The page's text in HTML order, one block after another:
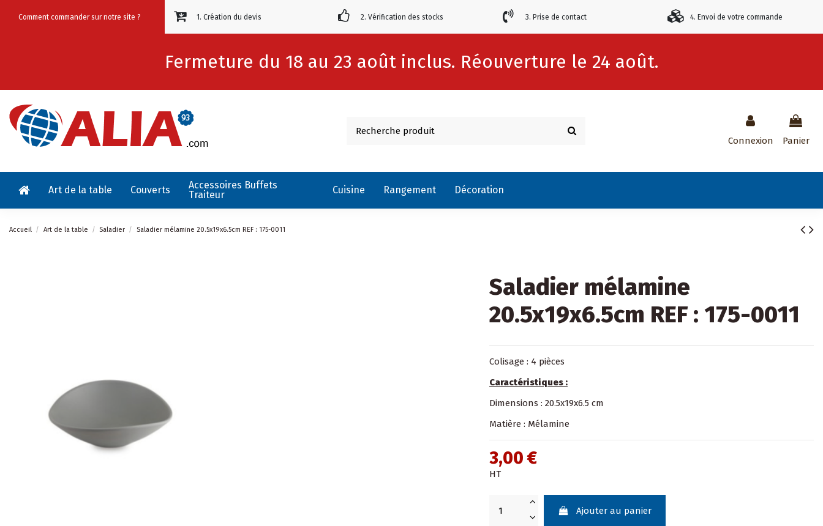
Comment commander sur notre site ? 1. Création du devis 2. Vérification des stocks 3. Prise de contact 4. Envoi de votre commande
Fermeture du 18 au 23 août inclus. Réouverture le 24 août.
Connexion Panier
Art de la table Couverts
Accessoires Buffets
Traiteur
Cuisine Rangement Décoration
Accueil Art de la table Saladier Saladier mélamine 20.5x19x6.5cm REF : 175-0011
Saladier mélamine
20.5x19x6.5cm REF : 175-0011
Colisage : 4 pièces
Caractéristiques :
Dimensions : 20.5x19x6.5 cm
Matière : Mélamine
3,00 €
HT
Ajouter au panier